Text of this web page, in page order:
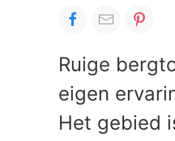
Ruige
eigen
Het gebied